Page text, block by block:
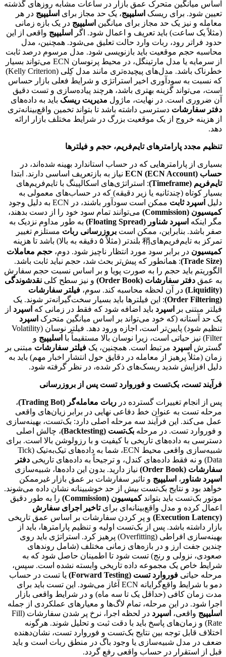
اساس میانگین متحرک عمق بازار در ساعات مشابه روزهای گذشته
تعیین شود. برای ریسک اسلیپیج، یک حد مجاز برای اسلیپیج در هر
معامله و نیز یک حد مجاز برای میانگین اسلیپیج در یک بازه زمانی
(مثلاً یک ساعت) باید تعریف و اعمال شود. اگر
اسلیپیج واقعی از این
حدود فراتر رود، ربات وارد حالت تعلیق می‌شود. همچنین، مدل
محاسبه حجم موقعیت باید بازنویسی شود. مدل مرسوم درصد ثابت
از سرمایه یا مدل مارتینگل، در محیط پرنوسان ECN می‌تواند بسیار
خطرناک باشد. مدل‌های پیچیده‌تری مانند مدل کِلی (Kelly Criterion)
که نسبت به سودآوری اخیر استراتژی و شرایط فعلی بازار حساس
است، می‌تواند گزینه بهتری باشد، هرچند پیاده‌سازی و تست دقیق
آن ضروری است. در نهایت، ماژول مدیریت ریسک باید به داده‌های
دفتر سفارشات دسترسی داشته باشد تا بتواند تخمین واقع‌بینانه‌تری
از هزینه خروج از یک موقعیت بزرگ در شرایط مختلف بازار ارائه
دهد.
تنظیم مجدد پارامترهای تایم‌فریم، حجم و فیلترها
بسیاری از پارامترهایی که در حساب استاندارد بهینه شده‌اند، در
حساب ECN (ECN Account)
نیاز به بازتعریف اساسی دارند. ابتدا
تایم‌فریم (Timeframe)
: استراتژی‌های اسکالپینگ با تایم‌فریم‌های
بسیار کوتاه (چندثانیه یا زیر دقیقه) که در حساب‌های معمولی به
دلیل اسپرد ثابت ممکن است سودآور باشند، در ECN به دلیل وجود
کمیسیون (Commission)
می‌توانند تمام سود خود را از دست بدهند،
مگر اینکه اسپرد شناور (Floating Spread)
به طور مداوم نزدیک به
صفر باشد. بنابراین، ممکن است بروزرسانی ربات مستلزم تغییر
تمرکز به تایم‌فریم‌های稍 بلندتر (مثلاً ۵ دقیقه به بالا) باشد تا هزینه
کمیسیون در برابر سود مورد انتظار ناچیز شود. دوم، حجم معاملات
(Trade Size)
: همانطور که پیش‌تر بحث شد، حجم نباید ثابت باشد.
الگوریتم باید حجم را به صورت پویا و بر اساس نسبت حجم سفارش
به عمق دفتر سفارشات (Order Book) و نیز سطح کلی نقدشوندگی
(Liquidity)
در آن لحظه محاسبه کند. سوم، فیلتر سفارشات
(Order Filtering)
: این فیلترها باید بسیار سخت‌گیرانه‌تر شوند. یک
فیلتر مبتنی بر
اسپرد باید اضافه شود که فقط در زمانی که اسپرد از
یک حد آستانه (که خود می‌تواند بر اساس میانگین متحرک اسپرد
تنظیم شود) پایین‌تر است، اجازه ورود دهد. فیلتر نوسان (Volatility
Filter) نیز حیاتی است، زیرا نوسان بالا مستقیماً با
اسلیپیج و
گسترش اسپرد مرتبط است. همچنین، یک فیلتر سفارشات مبتنی بر
زمان (مثلاً پرهیز از معامله در دقایق حول انتشار اخبار مهم) باید به
دلیل افزایش شدید ریسک‌های ذکر شده، در نظر گرفته شود.
فرآیند تست، بک‌تست و فوروارد تست پس از بروزرسانی
پس از انجام تغییرات گسترده در ربات معامله‌گر (Trading Bot)
،
مرحله تست به عنوان خط دفاعی نهایی در برابر زیان‌های واقعی
عمل می‌کند. این فرآیند سه مرحله اصلی دارد: بک‌تست، بهینه‌سازی
و فوروارد تست. در مرحله بک‌تست (Backtesting)
، چالش اصلی
دسترسی به داده‌های تاریخی با کیفیت و با رزولوشن بالا است. برای
شبیه‌سازی واقعی محیط ECN، شما به داده‌های تیک‌به‌تیک (Tick
Data) و نه فقط داده‌های کندل، و ترجیحاً به داده‌های تاریخی
دفتر
سفارشات (Order Book)
نیاز دارید. بدون این داده‌ها، شبیه‌سازی
اسپرد شناور ، اسلیپیج و تاثیر سفارشات بر عمق بازار غیرممکن
خواهد بود و نتایج بک‌تست بیش از حد خوشبینانه نشان داده می‌شوند.
موتور بک‌تست باید بتواندکمیسیون (Commission)
را به طور دقیق
اعمال کرده و مدل واقع‌بینانه‌ای برایتاخیر اجرای سفارش
(Execution Latency)
و پر کردن سفارشات بر اساس عمق تاریخی
بازار داشته باشد. پس از بک‌تست اولیه و تنظیم پارامترها، باید از
بهینه‌سازی افراطی (Overfitting) پرهیز کرد. استراتژی باید روی
چندین جفت ارز و در بازه‌های زمانی مختلف (شامل روندهای
صعودی، نزولی و رنج) تست شود تا اطمینان حاصل شود که به
شرایط خاص یک مجموعه داده تاریخی وابسته نشده است. سپس،
مرحله حیاتی فوروارد تست (Forward Testing)
یا تست در حساب
دمو با شرایط واقع‌گرایانه ECN آغاز می‌شود. این تست باید برای
مدت زمان کافی (حداقل یک تا سه ماه) و در شرایط واقعی بازار
اجرا شود. در این مرحله، تمام لاگ‌ها و معیارهای عملکردی از جمله
اسلیپیج واقعی، اسپرد
در لحظه اجرا، نرخ پر شدن سفارشات (Fill
Rate) و زمان‌های پاسخ باید با دقت ثبت و تحلیل شوند. هرگونه
اختلاف قابل توجه بین نتایج بک‌تست و فوروارد تست، نشان‌دهنده
ضعف در مدل شبیه‌سازی یا وجود باگ در منطق ربات است و باید
قبل از استقرار در حساب واقعی رفع گردد.